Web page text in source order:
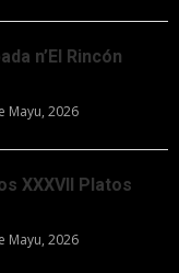
n’El Rincón
Mayu, 2026
XXXVII Platos
Mayu, 2026